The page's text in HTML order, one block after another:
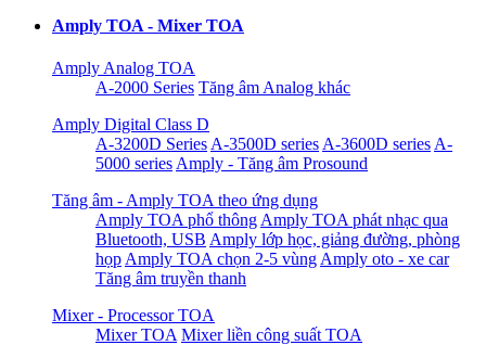
Amply TOA - Mixer TOA
Amply Analog TOA
A-2000 Series Tăng âm Analog khác
Amply Digital Class D
A-3200D Series A-3500D series A-3600D series A-
5000 series Amply - Tăng âm Prosound
Tăng âm - Amply TOA theo ứng dụng
Amply TOA phổ thông Amply TOA phát nhạc qua
Bluetooth, USB Amply lớp học, giảng đường, phòng
họp Amply TOA chọn 2-5 vùng Amply oto - xe car
Tăng âm truyền thanh
Mixer - Processor TOA
Mixer TOA Mixer liền công suất TOA